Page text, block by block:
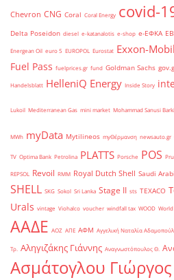
Chevron CNG Coral Coral Energy covid-
Delta Poseidon diesel e-katanalotis e-shop e-ΕΦΚΑ
Energean Oil euro 5 EUROPOL Eurostat Exxon-Mobil
Fuel Pass fuelprices.gr fund Goldman Sachs
Handelsblatt HelleniQ Energy Inside Story
Lukoil Mediterranean Gas mini market Mohammad Sanusi
MWh myData Mytilineos myΘέρμανση newsauto.gr
TV Optima Bank Petrolina PLATTS Porsche POS
REPSOL Revoil RMM Royal Dutch Shell Saudi
SHELL SKG Sokol Sri Lanka Stage II sts TEXACO
Urals vintage Viohalco voucher windfall tax WOOD World
ΑΑΔΕ ΑΟΖ ΑΠΕ ΑΦΜ Αγγελική Ναταλία
Τρ. Αληγιζάκης Γιάννης Αναγνωστόπουλος Θ.
Ασμάτογλου Γιώργος